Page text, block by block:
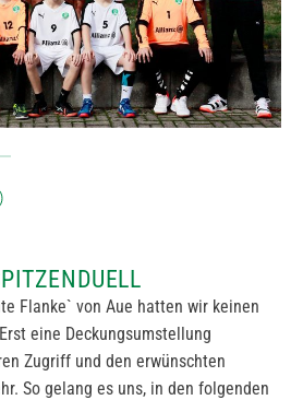
Flanke` von Aue hatten wir keinen
eine Deckungsumstellung
Zugriff und den erwünschten
So gelang es uns, in den folgenden